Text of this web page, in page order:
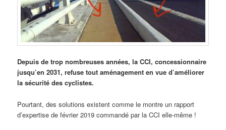
Depuis de trop nombreuses années, la CCI, concessionnaire
jusqu’en 2031, refuse tout aménagement en vue d’améliorer
la sécurité des cyclistes.
Pourtant, des solutions existent comme le montre un rapport
d’expertise de février 2019 commandé par la CCI elle-même !